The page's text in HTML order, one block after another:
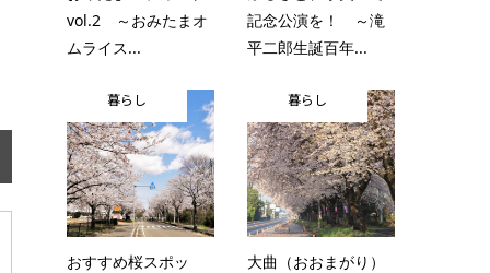
vol.2 ～おみたまオ
ムライス...
記念公演を！ ～滝
平二郎生誕百年...
暮らし
おすすめ桜スポッ
暮らし
大曲（おおまがり）